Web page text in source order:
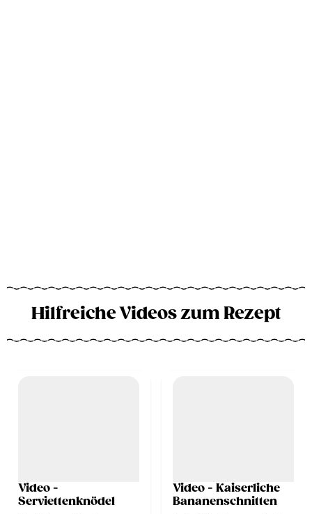
Hilfreiche Videos zum Rezept
Video -
Serviettenknödel
Video - Kaiserliche
Bananenschnitten